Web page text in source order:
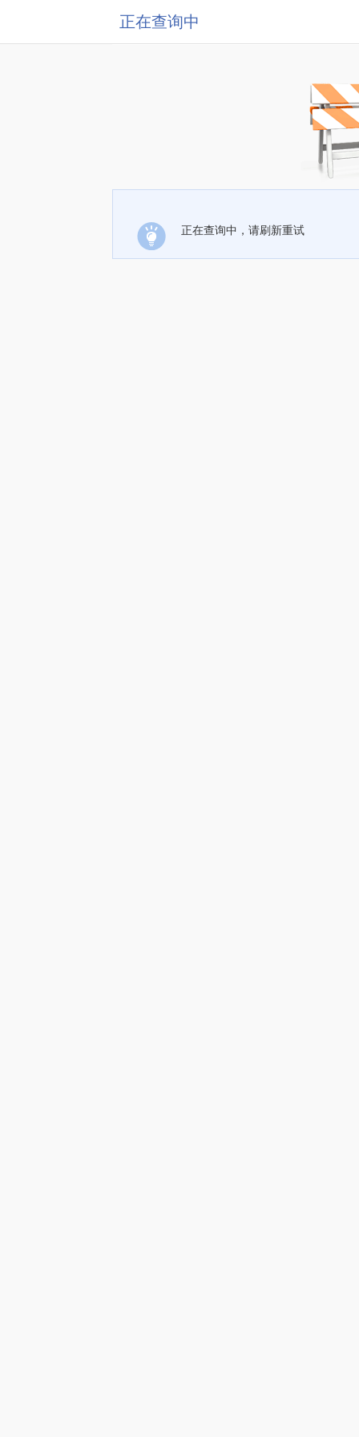
正在查询中
正在查询中，请刷新重试